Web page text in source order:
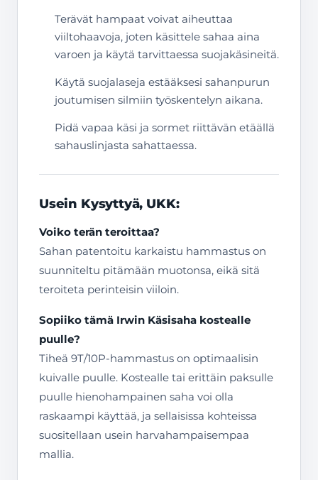
Terävät hampaat voivat aiheuttaa
viiltohaavoja, joten käsittele sahaa aina
varoen ja käytä tarvittaessa suojakäsineitä.
Käytä suojalaseja estääksesi sahanpurun
joutumisen silmiin työskentelyn aikana.
Pidä vapaa käsi ja sormet riittävän etäällä
sahauslinjasta sahattaessa.
Usein Kysyttyä, UKK:
Voiko terän teroittaa?
Sahan patentoitu karkaistu hammastus on
suunniteltu pitämään muotonsa, eikä sitä
teroiteta perinteisin viiloin.
Sopiiko tämä Irwin Käsisaha kostealle
puulle?
Tiheä 9T/10P-hammastus on optimaalisin
kuivalle puulle. Kostealle tai erittäin paksulle
puulle hienohampainen saha voi olla
raskaampi käyttää, ja sellaisissa kohteissa
suositellaan usein harvahampaisempaa
mallia.